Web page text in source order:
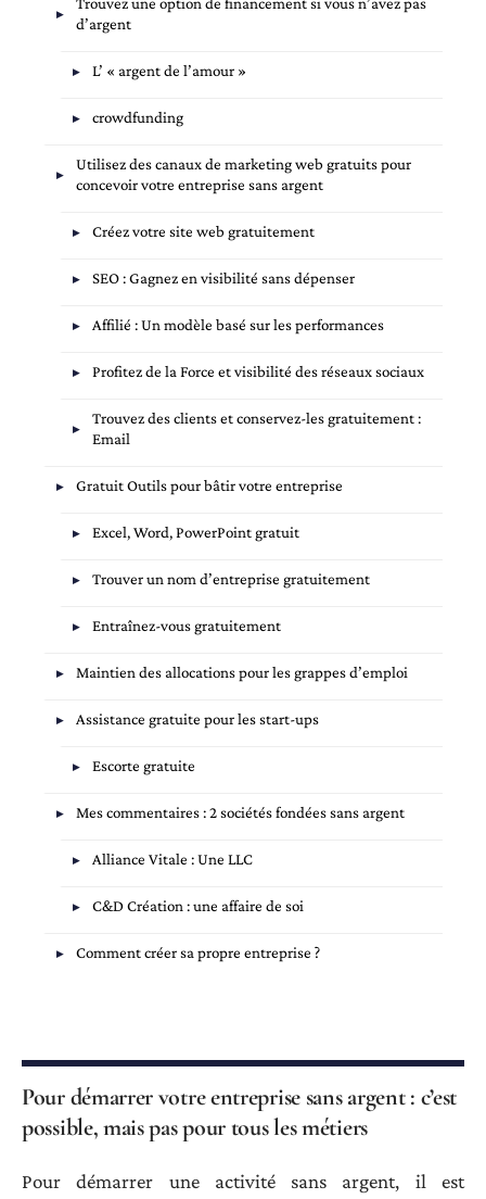
Trouvez une option de financement si vous n’avez pas
d’argent
L’ « argent de l’amour »
crowdfunding
Utilisez des canaux de marketing web gratuits pour
concevoir votre entreprise sans argent
Créez votre site web gratuitement
SEO : Gagnez en visibilité sans dépenser
Affilié : Un modèle basé sur les performances
Profitez de la Force et visibilité des réseaux sociaux
Trouvez des clients et conservez-les gratuitement :
Email
Gratuit Outils pour bâtir votre entreprise
Excel, Word, PowerPoint gratuit
Trouver un nom d’entreprise gratuitement
Entraînez-vous gratuitement
Maintien des allocations pour les grappes d’emploi
Assistance gratuite pour les start-ups
Escorte gratuite
Mes commentaires : 2 sociétés fondées sans argent
Alliance Vitale : Une LLC
C&D Création : une affaire de soi
Comment créer sa propre entreprise ?
Pour démarrer votre entreprise sans argent : c’est
possible, mais pas pour tous les métiers
Pour démarrer une activité sans argent, il est